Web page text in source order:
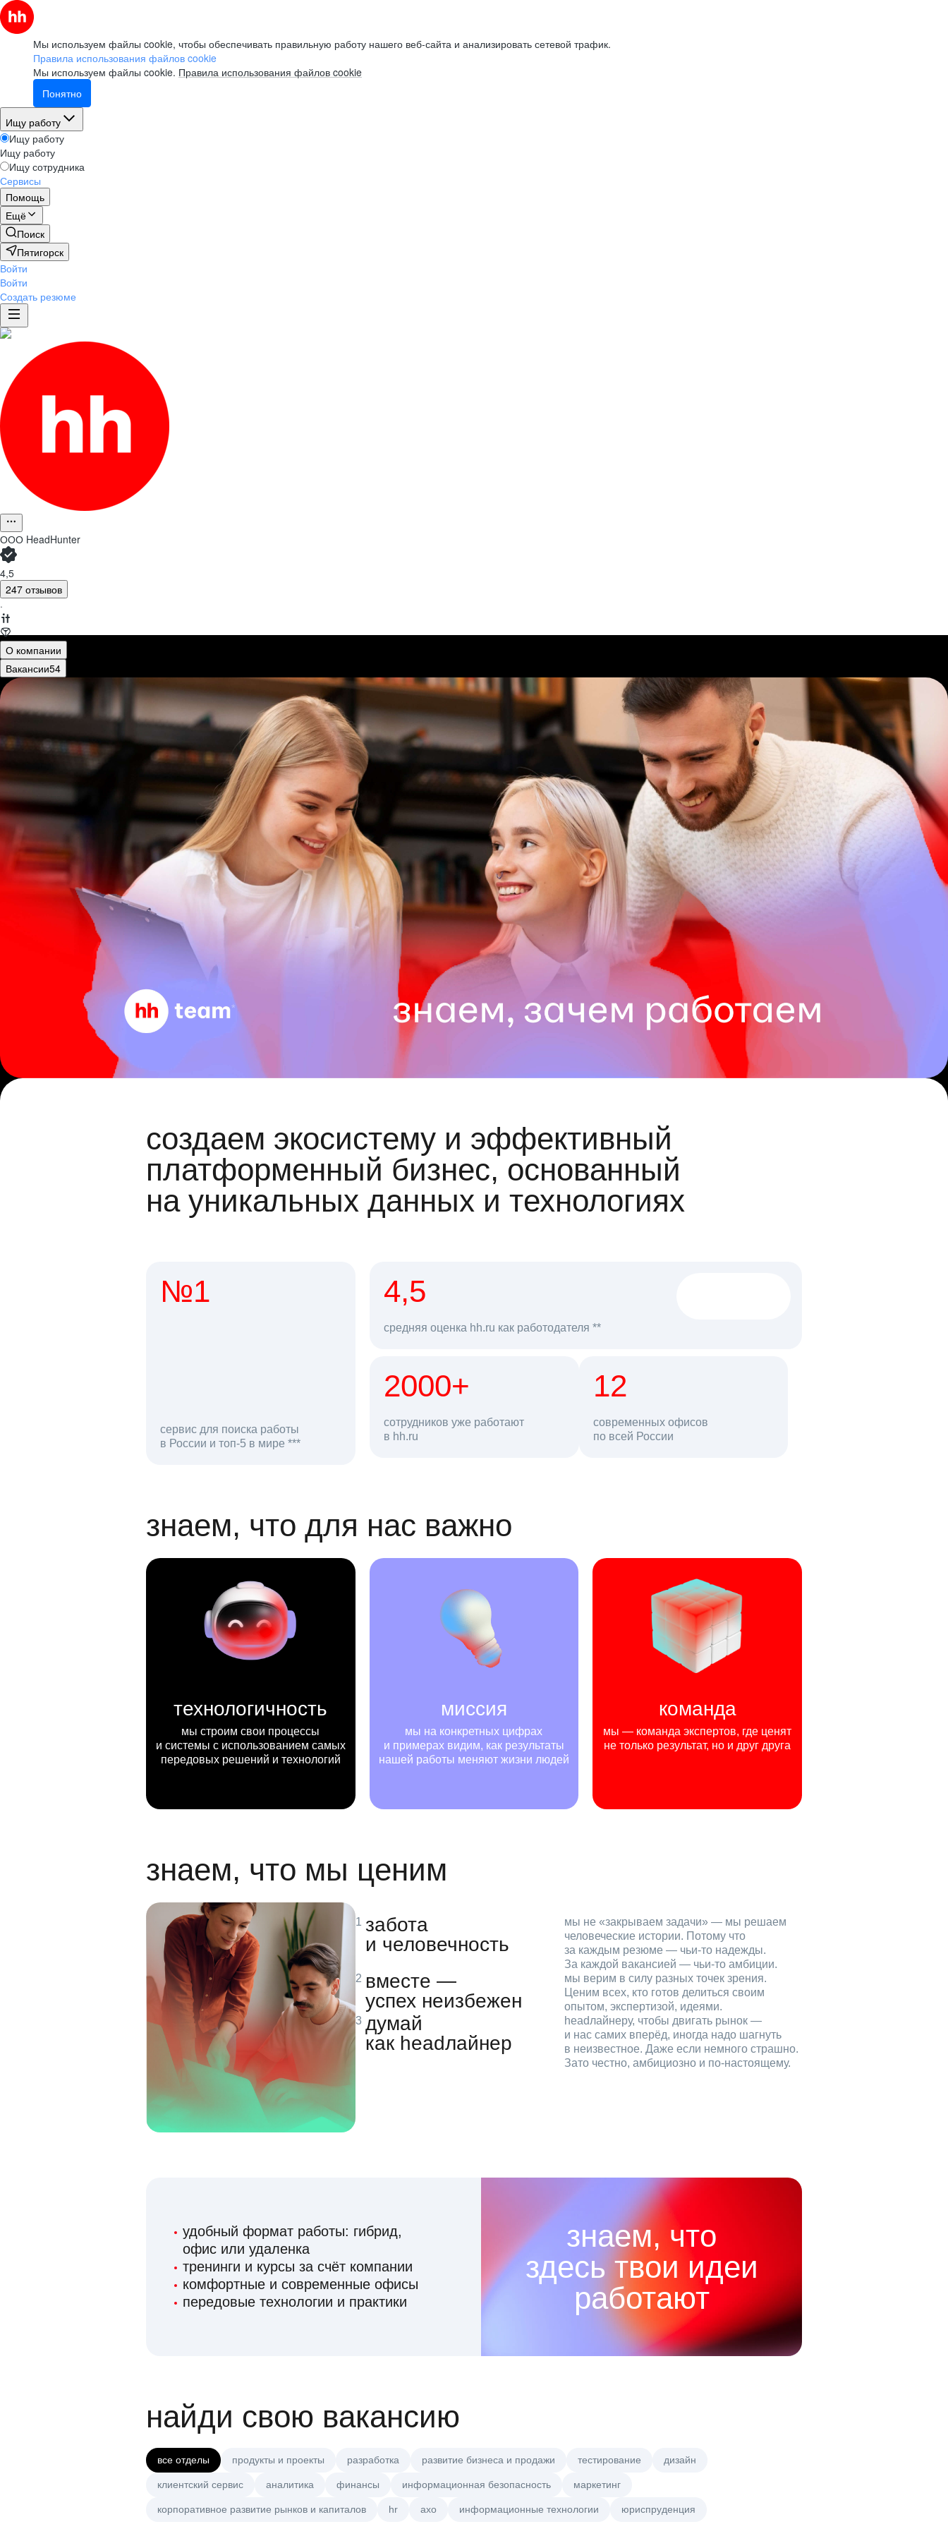
Мы используем файлы cookie, чтобы обеспечивать правильную работу нашего веб-сайта и анализировать сетевой трафик.
Правила использования файлов cookie
Мы используем файлы cookie. Правила использования файлов cookie
Понятно
Ищу работу
Ищу работу
Ищу работу
Ищу сотрудника
Сервисы
Помощь
Ещё
Поиск
Пятигорск
Войти
Войти
Создать резюме
ООО HeadHunter
4,5
247 отзывов
·
О компании
Вакансии54
создаем экосистему и эффективный
платформенный бизнес, основанный
на уникальных данных и технологиях
№1
сервис для поиска работы
в России и топ-5 в мире ***
откликов на вакансии
4,5
средняя оценка hh.ru как работодателя **
2000+
сотрудников уже работают
в hh.ru
68 млн 12
современных офисов
по всей Россиипользователей в день
знаем, что для нас важно
технологичность
мы строим свои процессы
и системы с использованием самых
передовых решений и технологий
миссия
мы на конкретных цифрах
и примерах видим, как результаты
нашей работы меняют жизни людей
команда
мы — команда экспертов, где ценят
не только результат, но и друг друга
знаем, что мы ценим
забота
и человечность
мы не «закрываем задачи» — мы решаем
человеческие истории. Потому что
за каждым резюме — чьи‑то надежды.
За каждой вакансией — чьи‑то амбиции.
вместе —
успех неизбежен
мы верим в силу разных точек зрения.
Ценим всех, кто готов делиться своим
опытом, экспертизой, идеями.
думай
как headлайнер
headлайнеру, чтобы двигать рынок —
и нас самих вперёд, иногда надо шагнуть
в неизвестное. Даже если немного страшно.
Зато честно, амбициозно и по‑настоящему.
удобный формат работы: гибрид,
офис или удаленка
тренинги и курсы за счёт компании
комфортные и современные офисы
передовые технологии и практики
знаем, что
здесь твои идеи
работают
найди свою вакансию
все отделы продукты и проекты разработка развитие бизнеса и продажи тестирование дизайн
клиентский сервис аналитика финансы информационная безопасность маркетинг
корпоративное развитие рынков и капиталов hr axo информационные технологии юриспруденция